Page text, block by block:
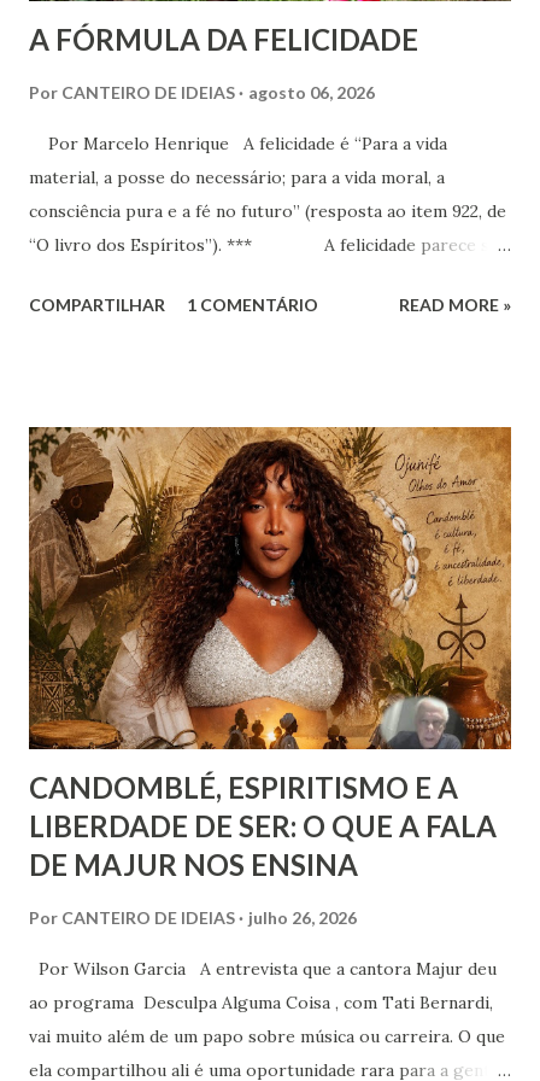
A FÓRMULA DA FELICIDADE
Por CANTEIRO DE IDEIAS agosto 06, 2026
Por Marcelo Henrique A felicidade é “Para a vida
material, a posse do necessário; para a vida moral, a
consciência pura e a fé no futuro” (resposta ao item 922, de
“O livro dos Espíritos”). *** A felicidade parece ser
desejo, a aspiração, o projeto de vida de cada criatura,
alegria. Esta última corresponde a instantes, momentos que
têm duração variável e que pertencem ao âmbito dos
sentimentos derivados de experiências específicas, onde se
pode compreender o alcance das emoções. Já a felicidade…
Ah, esta corresponde a um ideal de inspiração, como se,
figurativamente, estivéssemos diante da linha de chegada
de uma competição esportiva ou o ápice de uma monta...
COMPARTILHAR 1 COMENTÁRIO READ MORE »
CANDOMBLÉ, ESPIRITISMO E A
LIBERDADE DE SER: O QUE A FALA
DE MAJUR NOS ENSINA
Por CANTEIRO DE IDEIAS julho 26, 2026
Por Wilson Garcia A entrevista que a cantora Majur deu
ao programa Desculpa Alguma Coisa , com Tati Bernardi,
vai muito além de um papo sobre música ou carreira. O que
ela compartilhou ali é uma oportunidade rara para a gente